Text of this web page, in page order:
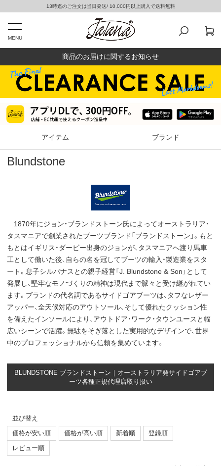
13時迄のご注文は当日発送/ 10,000円以上購入で送料無料
MENU
商品のお届けに関するお知らせ
アイテム ブランド
Blundstone
1870年にジョン・ブランドストーン氏によってオーストラリア・
タスマニアで創業されたブーツブランド「ブランドストーン」。もと
もとはイギリス・ダービー出身のジョンが、タスマニアへ渡り馬車
工として働いた後、自らの名を冠してブーツの輸入・製造業をスタ
ート。息子シルバナスとの親子経営「J. Blundstone & Son」として
発展し、堅牢なモノづくりの精神は現代まで脈々と受け継がれてい
ます。ブランドの代名詞であるサイドゴアブーツは、タフなレザー
アッパー、全天候対応のアウトソール、そして優れたクッション性
を備えたインソールにより、アウトドア・ワーク・タウンユースと幅
広いシーンで活躍。無駄をそぎ落とした実用的なデザインで、世界
中のプロフェッショナルから信頼を集めています。
BLUNDSTONE ブランドストーン｜オーストラリア発サイドゴアブ
ーツ各種正規代理店取り扱い
並び替え
価格が安い順
価格が高い順 新着順
登録順
レビュー順